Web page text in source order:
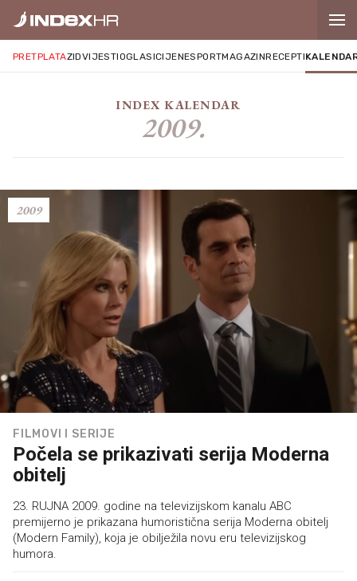
PRETPLATAZIDVIJESTIOGLASICIJENESPORTMAGAZINRECEPTI
INDEX KALENDAR
2009.
FILMOVI I SERIJE
Počela se prikazivati serija Moderna
obitelj
2009
23. RUJNA 2009. godine na televizijskom kanalu ABC
premijerno je prikazana humoristična serija Moderna obitelj
(Modern Family), koja je obilježila novu eru televizijskog
humora.